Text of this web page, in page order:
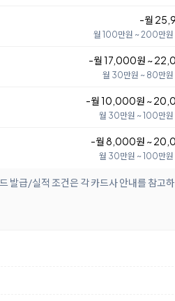
-월
월 100만원 ~ 200만원
-월 17,000원 ~
월 30만원 ~ 80만원
-월 10,000원 ~
월 30만원 ~ 100만원
-월 8,000원 ~
월 30만원 ~ 100만원
발급/실적 조건은 각 카드사 안내를 참고하